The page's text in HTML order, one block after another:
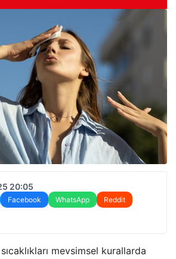
20:05
Facebook WhatsApp
Reddit
mevsimsel kurallarda